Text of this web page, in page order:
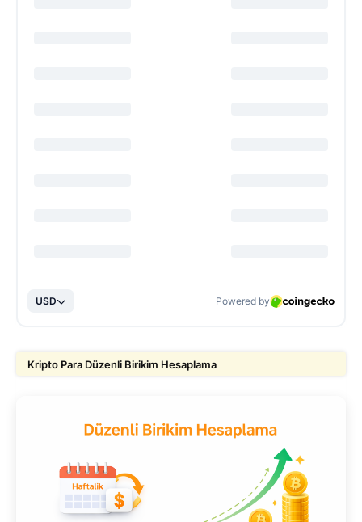
Kripto Para Düzenli Birikim Hesaplama